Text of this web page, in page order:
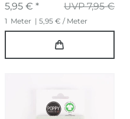
UVP 7,95 €
5,95 € *
1 Meter | 5,95 € / Meter